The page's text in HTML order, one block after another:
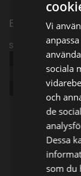
Episode 4
Publicerad: 2024
Y'all
Facebook
Vi
sociala
och
de
Dessa
som du